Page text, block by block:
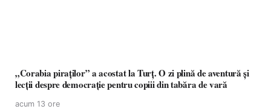
„Corabia piraților” a acostat la Turț. O zi plină de aventură și
lecții despre democrație pentru copiii din tabăra de vară
acum 13 ore